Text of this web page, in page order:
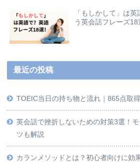
「もしかして」は
う英会話フレーズ18
最近の投稿
TOEIC当日の持ち物と流れ｜865点取
英会話で挫折しないための対策3選！
ツも解説
カランメソッドとは？初心者向けに効